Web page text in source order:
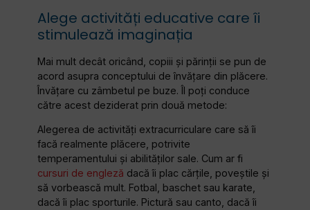
Alege activități educative care îi
stimulează imaginația
Mai mult decât oricând, copiii și părinții se pun de
acord asupra conceptului de învățare din plăcere.
Învățare cu zâmbetul pe buze. Îl poți conduce
către acest deziderat prin două metode:
Alegerea de activități extracurriculare care să îi
facă realmente plăcere, potrivite
temperamentului și abilităților sale. Cum ar fi
cursuri de engleză dacă îi plac cărțile, poveștile și
să vorbească mult. Fotbal, baschet sau karate,
dacă îi plac sporturile. Pictură sau canto, dacă îi